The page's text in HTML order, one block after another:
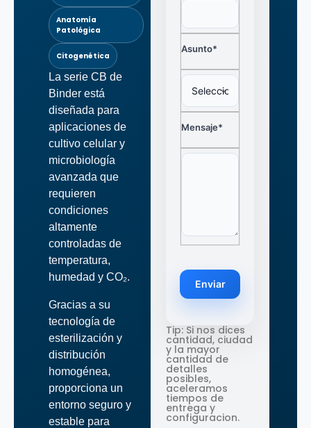
Anatomía
Patológica
Citogenética
La serie CB de
Binder está
diseñada para
aplicaciones de
cultivo celular y
microbiología
avanzada que
requieren
condiciones
altamente
controladas de
temperatura,
humedad y CO₂.
Gracias a su
tecnología de
esterilización y
distribución
homogénea,
proporciona un
entorno seguro y
estable para
Asunto*
Mensaje*
Enviar
Tip: Si nos dices
cantidad, ciudad
y la mayor
cantidad de
detalles
posibles,
aceleramos
tiempos de
entrega y
configuracion.